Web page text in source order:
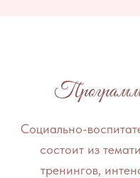
Социально-
состоит из
тренингов,